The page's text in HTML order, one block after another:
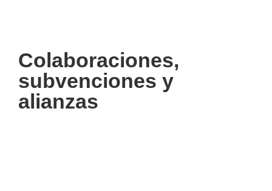
Colaboraciones,
subvenciones y
alianzas